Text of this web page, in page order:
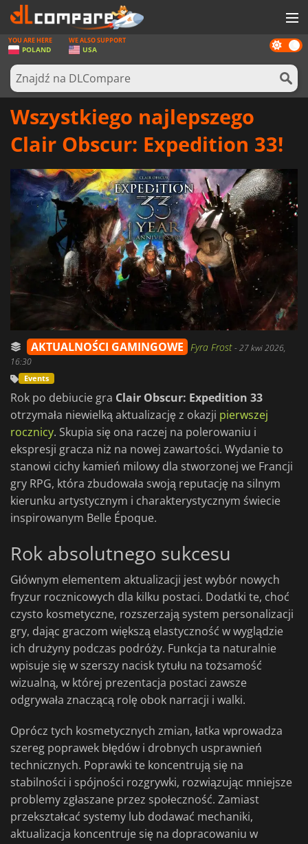
GRY
KARTY DO GIER
OPROGRAMOWANIE
REWARDS
AKTUALNOŚCI
ZALOGUJ SIĘ LUB ZAREJESTRUJ
Dark
mode
YOU ARE HERE
POLAND
WE ALSO SUPPORT
USA
Wszystkiego najlepszego
Clair Obscur: Expedition 33!
AKTUALNOŚCI GAMINGOWE Fyra Frost-27 kwi 2026,
16:30
Events
Rok po debiucie gra Clair Obscur: Expedition 33
otrzymała niewielką aktualizację z okazji pierwszej
rocznicy. Skupia się ona raczej na polerowaniu i
ekspresji gracza niż na nowej zawartości. Wydanie to
stanowi cichy kamień milowy dla stworzonej we Francji
gry RPG, która zbudowała swoją reputację na silnym
kierunku artystycznym i charakterystycznym świecie
inspirowanym Belle Époque.
Rok absolutnego sukcesu
Głównym elementem aktualizacji jest wybór nowych
fryzur rocznicowych dla kilku postaci. Dodatki te, choć
czysto kosmetyczne, rozszerzają system personalizacji
gry, dając graczom większą elastyczność w wyglądzie
ich drużyny podczas podróży. Funkcja ta naturalnie
wpisuje się w szerszy nacisk tytułu na tożsamość
wizualną, w której prezentacja postaci zawsze
odgrywała znaczącą rolę obok narracji i walki.
Oprócz tych kosmetycznych zmian, łatka wprowadza
szereg poprawek błędów i drobnych usprawnień
technicznych. Poprawki te koncentrują się na
stabilności i spójności rozgrywki, rozwiązując mniejsze
problemy zgłaszane przez społeczność. Zamiast
przekształcać systemy lub dodawać mechaniki,
aktualizacja koncentruje się na dopracowaniu w